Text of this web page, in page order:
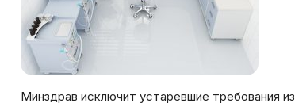
Минздрав исключит устаревшие требования из